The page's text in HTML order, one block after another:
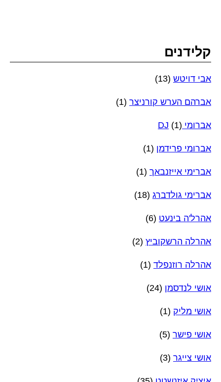
קלידנים
אבי דויטש (13)
אברהם הערש קורניצר (1)
אברומי DJ (1)
אברומי פרידמן (1)
אברימי אייזנבאך (1)
אברימי גולדברג (18)
אהרל'ה בינעט (6)
אהרלה הרשקוביץ (2)
אהרלה רוזנפלד (1)
אושי לנדסמן (24)
אושי מליק (1)
אושי פישר (5)
אושי צייגר (3)